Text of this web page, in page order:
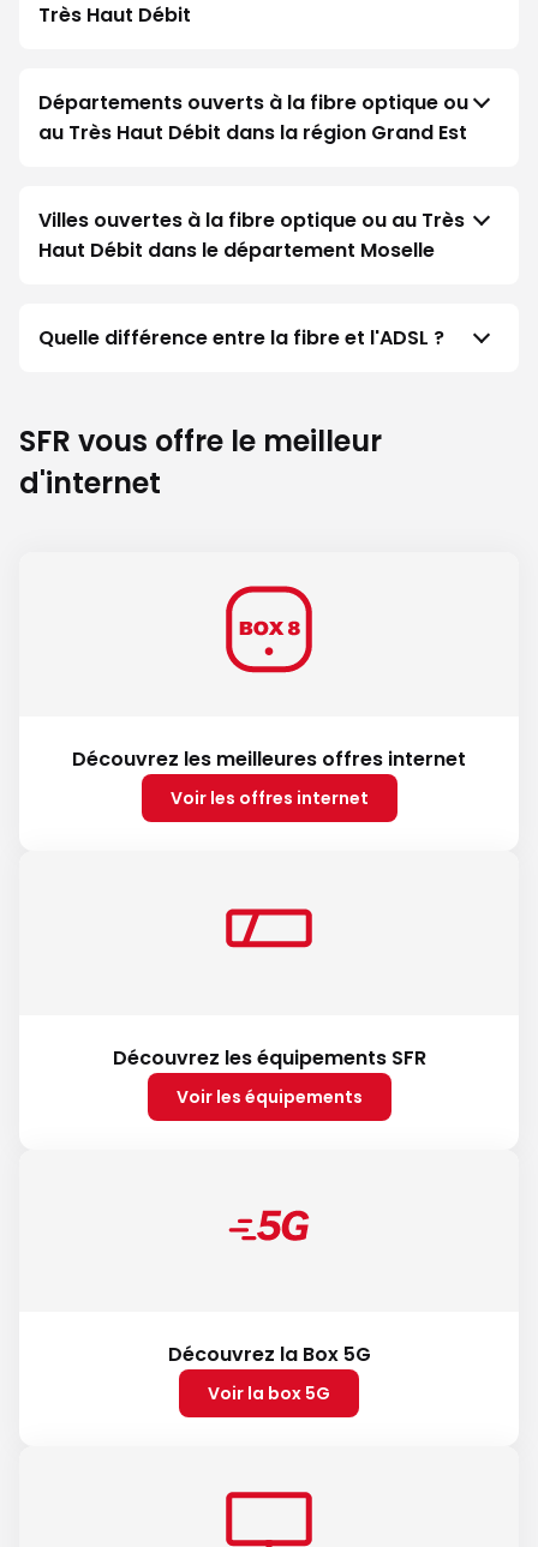
Très Haut Débit
Départements ouverts à la fibre optique ou
au Très Haut Débit dans la région Grand Est
Villes ouvertes à la fibre optique ou au Très
Haut Débit dans le département Moselle
Quelle différence entre la fibre et l'ADSL ?
SFR vous offre le meilleur
d'internet
Découvrez les meilleures offres internet
Voir les offres internet
Découvrez les équipements SFR
Voir les équipements
Découvrez la Box 5G
Voir la box 5G